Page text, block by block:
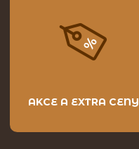
AKCE A EXTRA CENY